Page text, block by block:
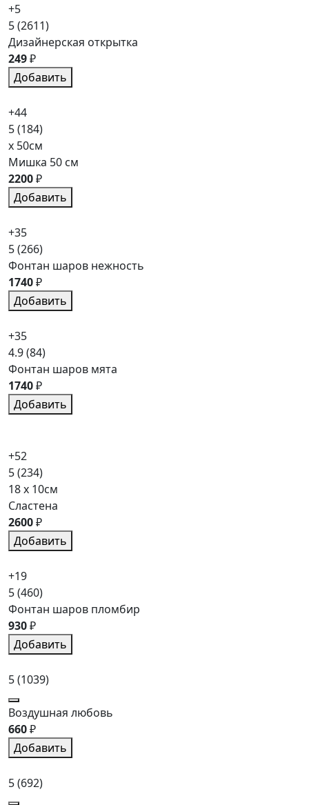
+5
5(2611)
Дизайнерская открытка
249₽
Добавить
+44
5(184)
x 50см
Мишка 50 см
2200₽
Добавить
+35
5(266)
Фонтан шаров нежность
1740₽
Добавить
+35
4.9(84)
Фонтан шаров мята
1740₽
Добавить
+52
5(234)
18 x 10см
Сластена
2600₽
Добавить
+19
5(460)
Фонтан шаров пломбир
930₽
Добавить
5(1039)
Воздушная любовь
660₽
Добавить
5(692)